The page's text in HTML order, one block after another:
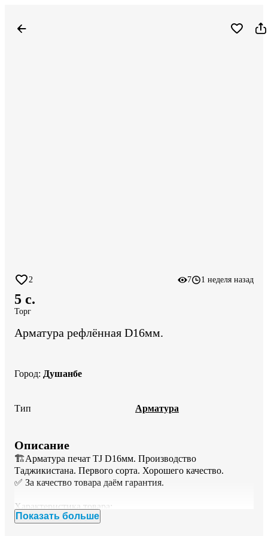
2 7 1 неделя назад
5 c.
Торг
Арматура рефлённая D16мм.
Город: Душанбе
Тип Арматура
Описание
🏗Арматура печат TJ D16мм. Производство
Таджикистана. Первого сорта. Хорошего качество.
✅️ За качество товара даём гарантия.
Характеристика товара:
◾️Тип; рефлённая
Показать больше